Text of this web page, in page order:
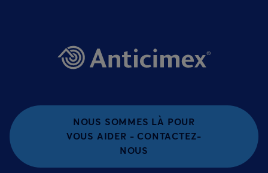
NOUS SOMMES LÀ POUR
VOUS AIDER - CONTACTEZ-
NOUS